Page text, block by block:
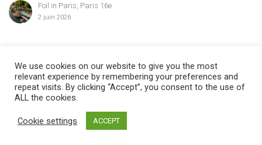
Foil in Paris, Paris 16e
2 juin 2026
©2024 Le Site des Péniches,privatisation, location et réservation des
péniches parisiennes
We use cookies on our website to give you the most
relevant experience by remembering your preferences and
repeat visits. By clicking “Accept”, you consent to the use of
ALL the cookies.
Cookie settings ACCEPT